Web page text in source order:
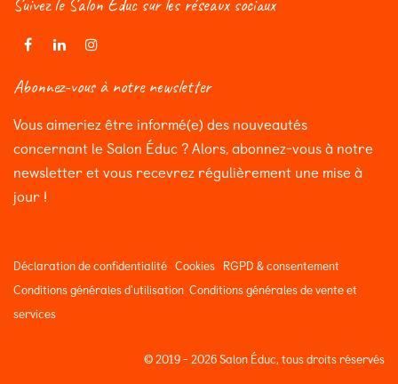
Abonnez-vous à notre newsletter
Vous aimeriez être informé(e) des nouveautés
concernant le Salon Éduc ? Alors, abonnez-vous à notre
newsletter et vous recevrez régulièrement une mise à
jour !
Suivez le Salon Éduc sur les réseaux sociaux
Déclaration de confidentialité Cookies RGPD & consentement
Conditions générales d'utilisation Conditions générales de vente et
services
© 2019 - 2026 Salon Éduc, tous droits réservés